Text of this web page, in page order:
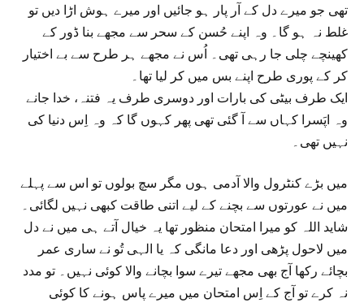
تھی جو میرے دل کے آر پار ہو جائیں اور میرے ہوش اڑا دیں تو
غلط نہ ہو گا۔ وہ اپنے حُسن کے سحر سے مجھے بنا ڈور کے
کھینچے چلی جا رہی تھی۔ اُس نے مجھے ہر طرح سے بے اختیار
کر کے پوری طرح اپنے بس میں کر لیا تھا۔
ایک طرف بیٹی کی بارات اور دوسری طرف یہ فتنہ، خدا جانے
وہ اپَسرا کہاں سے آ گئی تھی پھر کہوں گا کہ وہ اِس دنیا کی
نہیں تھی۔
میں بڑے کنٹرول والا آدمی ہوں مگر سچ بولوں تو اس سے پہلے
میں نے عورتوں سے بچنے کے لیے اتنی طاقت کبھی نہیں لگائی۔
شاید اللہ کو میرا امتحان منظور تھا یہ خیال آتے ہی میں نے دل
میں لاحول پڑھی اور دعا مانگی کہ یا الہی تُو نے ساری عمر
بچائے رکھا آج بھی مجھے تیرے سوا بچانے والا کوئی نہیں۔ تو مدد
نہ کرے تو آج کے اِس امتحان میں میرے پاس ہونے کا کوئی